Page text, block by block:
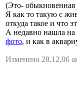
(Это- обыкновенная
Я как то такую с
откуда такое и что
А недавно нашла на
фото, и как в
Изменено 28.12.06